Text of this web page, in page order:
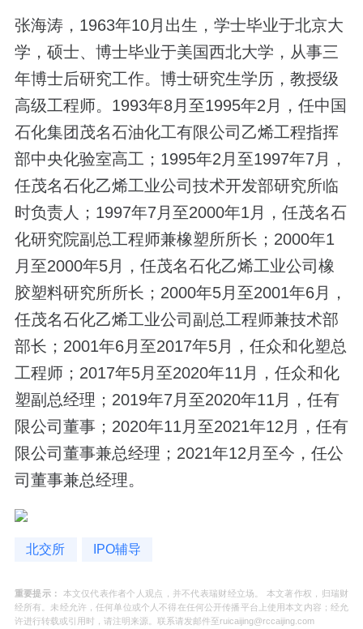
张海涛，1963年10月出生，学士毕业于北京大
学，硕士、博士毕业于美国西北大学，从事三
年博士后研究工作。博士研究生学历，教授级
高级工程师。1993年8月至1995年2月，任中国
石化集团茂名石油化工有限公司乙烯工程指挥
部中央化验室高工；1995年2月至1997年7月，
任茂名石化乙烯工业公司技术开发部研究所临
时负责人；1997年7月至2000年1月，任茂名石
化研究院副总工程师兼橡塑所所长；2000年1
月至2000年5月，任茂名石化乙烯工业公司橡
胶塑料研究所所长；2000年5月至2001年6月，
任茂名石化乙烯工业公司副总工程师兼技术部
部长；2001年6月至2017年5月，任众和化塑总
工程师；2017年5月至2020年11月，任众和化
塑副总经理；2019年7月至2020年11月，任有
限公司董事；2020年11月至2021年12月，任有
限公司董事兼总经理；2021年12月至今，任公
司董事兼总经理。
北交所 IPO辅导
重要提示：
本文仅代表作者个人观点，并不代表瑞财经立场。 本文著作权，归瑞财
经所有。未经允许，任何单位或个人不得在任何公开传播平台上使用本文内容；经允
许进行转载或引用时，请注明来源。联系请发邮件至ruicaijing@rccaijing.com